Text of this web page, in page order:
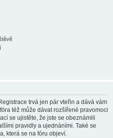
trvá jen pár vteřin a dává vám
též může dávat rozšířené pravomoci
se ujistěte, že jste se obeznámili
pravidly a ujednáními. Také se
která se na fóru objeví.